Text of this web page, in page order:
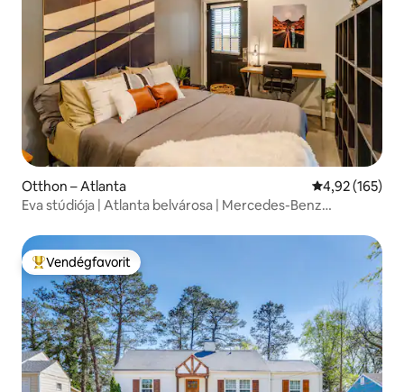
Otthon – Atlanta Átlagos
4,92 (165)
Eva stúdiója | Atlanta belvárosa | Mercedes-Benz
Kiemelt vendégfavorit
Vendégfavorit